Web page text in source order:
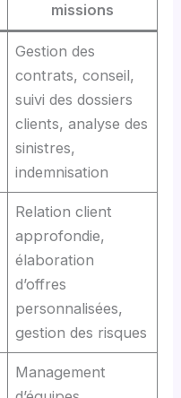
missions
Gestion des
contrats, conseil,
suivi des dossiers
clients, analyse des
sinistres,
indemnisation
Relation client
approfondie,
élaboration
d’offres
personnalisées,
gestion des risques
Management